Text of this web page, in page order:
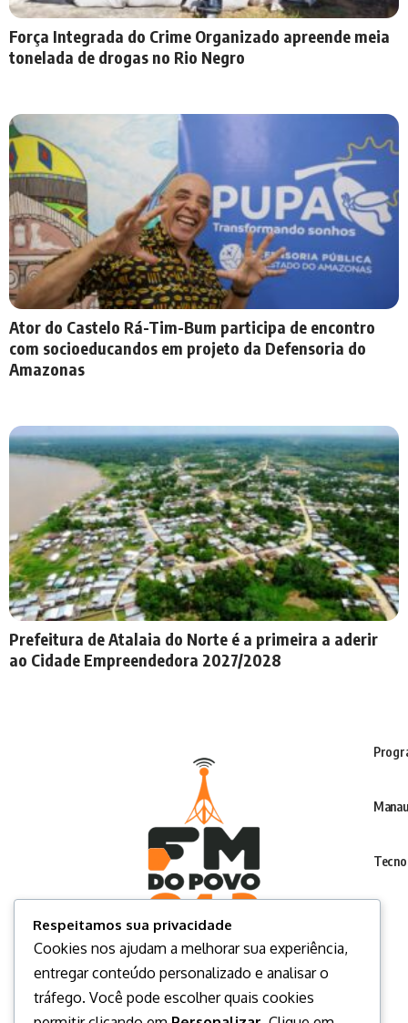
Força Integrada do Crime Organizado apreende meia
tonelada de drogas no Rio Negro
Ator do Castelo Rá-Tim-Bum participa de encontro
com socioeducandos em projeto da Defensoria do
Amazonas
Prefeitura de Atalaia do Norte é a primeira a aderir
ao Cidade Empreendedora 2027/2028
Respeitamos sua privacidade
Cookies nos ajudam a melhorar sua experiência,
entregar conteúdo personalizado e analisar o
tráfego. Você pode escolher quais cookies